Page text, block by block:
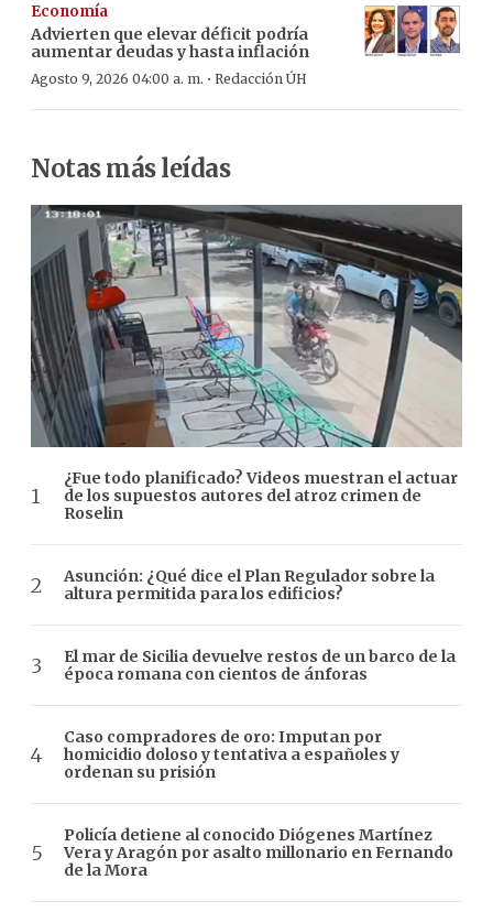
Economía
Advierten que elevar déficit podría
aumentar deudas y hasta inflación
Agosto 9, 2026 04:00 a. m. · Redacción ÚH
Notas más leídas
¿Fue todo planificado? Videos muestran el actuar
de los supuestos autores del atroz crimen de
Roselin
Asunción: ¿Qué dice el Plan Regulador sobre la
altura permitida para los edificios?
El mar de Sicilia devuelve restos de un barco de la
época romana con cientos de ánforas
Caso compradores de oro: Imputan por
homicidio doloso y tentativa a españoles y
ordenan su prisión
Policía detiene al conocido Diógenes Martínez
Vera y Aragón por asalto millonario en Fernando
de la Mora